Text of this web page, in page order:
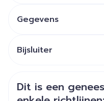
Gegevens
Bijsluiter
Dit is een